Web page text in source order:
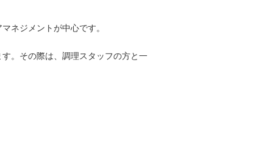
ネジメントが中心です。
。その際は、調理スタッフの方と一